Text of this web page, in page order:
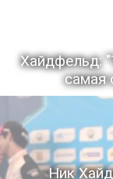
Хайдфельд:
самая
Ник